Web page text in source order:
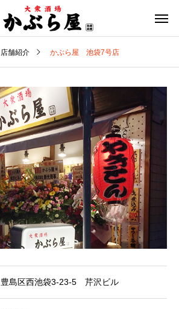
店舗紹介 かぶら屋 池袋7号店
豊島区西池袋3-23-5 芹沢ビル